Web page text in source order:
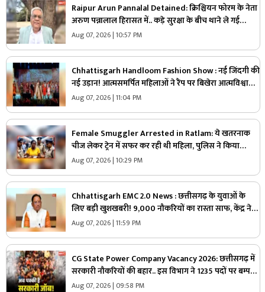
Raipur Arun Pannalal Detained: क्रिश्चियन फोरम के नेता
अरुण पन्नालाल हिरासत में.. कड़े सुरक्षा के बीच थाने ले गई
पुलिस, जानें क्या है आरोप
Aug 07, 2026 | 10:57 PM
Chhattisgarh Handloom Fashion Show : नई जिंदगी की
नई उड़ान! आत्मसमर्पित महिलाओं ने रैंप पर बिखेरा आत्मविश्वास,
तस्वीरें जीत लेंगी आपका दिल
Aug 07, 2026 | 11:04 PM
Female Smuggler Arrested in Ratlam: ये खतरनाक
चीज लेकर ट्रेन में सफर कर रही थी महिला, पुलिस ने किया
गिरफ्तार, जांच में सामने आई चौंकाने वाली सच्चाई
Aug 07, 2026 | 10:29 PM
Chhattisgarh EMC 2.0 News : छत्तीसगढ़ के युवाओं के
लिए बड़ी खुशखबरी! 9,000 नौकरियों का रास्ता साफ, केंद्र ने
दी मेगा प्रोजेक्ट को मंजूरी
Aug 07, 2026 | 11:59 PM
CG State Power Company Vacancy 2026: छत्तीसगढ़ में
सरकारी नौकरियों की बहार.. इस विभाग ने 1235 पदों पर बम्पर
भर्ती, डाटा एंट्री ऑपरेटर के ही 400 पद
Aug 07, 2026 | 09:58 PM